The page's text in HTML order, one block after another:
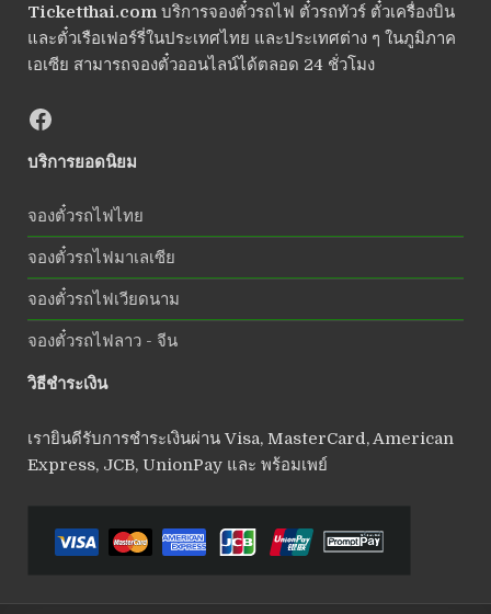
Ticketthai.comบริการจองตั๋วรถไฟ ตั๋วรถทัวร์ ตั๋วเครื่องบิน
และตั๋วเรือเฟอร์รี่ในประเทศไทย และประเทศต่าง ๆ ในภูมิภาค
เอเซีย สามารถจองตั๋วออนไลน์ได้ตลอด 24 ชั่วโมง
บริการยอดนิยม
จองตั๋วรถไฟไทย
จองตั๋วรถไฟมาเลเซีย
จองตั๋วรถไฟเวียดนาม
จองตั๋วรถไฟลาว - จีน
วิธีชำระเงิน
เรายินดีรับการชำระเงินผ่าน Visa, MasterCard, American
Express, JCB, UnionPay และ พร้อมเพย์